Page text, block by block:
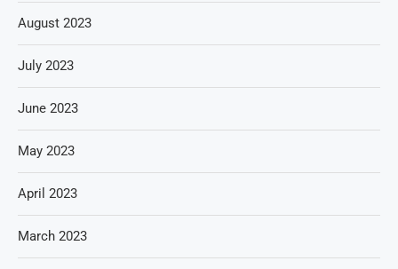
August 2023
July 2023
June 2023
May 2023
April 2023
March 2023